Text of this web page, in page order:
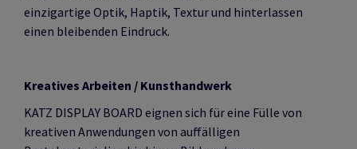
einzigartige Optik, Haptik, Textur und hinterlassen
einen bleibenden Eindruck.
Kreatives Arbeiten / Kunsthandwerk
KATZ DISPLAY BOARD eignen sich für eine Fülle von
kreativen Anwendungen von auffälligen